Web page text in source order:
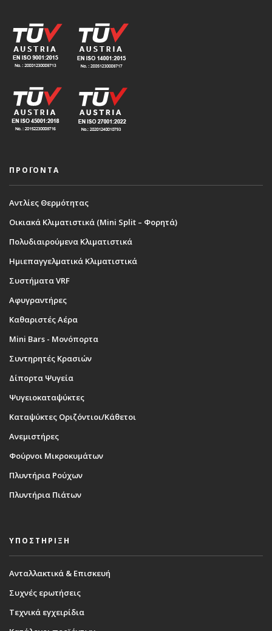
ΠΡΟΪΟΝΤΑ
Αντλίες Θερμότητας
Οικιακά Κλιματιστικά (Mini Split – Φορητά)
Πολυδιαιρούμενα Κλιματιστικά
Ημιεπαγγελματικά Κλιματιστικά
Συστήματα VRF
Αφυγραντήρες
Καθαριστές Αέρα
Mini Bars - Μονόπορτα
Συντηρητές Κρασιών
Δίπορτα Ψυγεία
Ψυγειοκαταψύκτες
Καταψύκτες Οριζόντιοι/Κάθετοι
Ανεμιστήρες
Φούρνοι Μικροκυμάτων
Πλυντήρια Ρούχων
Πλυντήρια Πιάτων
ΥΠΟΣΤΗΡΙΞΗ
Ανταλλακτικά & Επισκευή
Συχνές ερωτήσεις
Τεχνικά εγχειρίδια